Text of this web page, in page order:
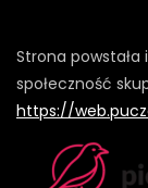
Strona
społeczność
https://